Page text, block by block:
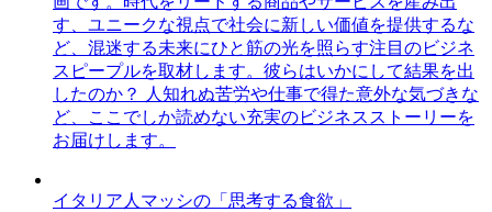
す、ユニークな視点で社会に新しい価値を提供するな
ど、混迷する未来にひと筋の光を照らす注目のビジネ
スピープルを取材します。彼らはいかにして結果を出
したのか？ 人知れぬ苦労や仕事で得た意外な気づきな
ど、ここでしか読めない充実のビジネスストーリーを
お届けします。
イタリア人マッシの「思考する食欲」